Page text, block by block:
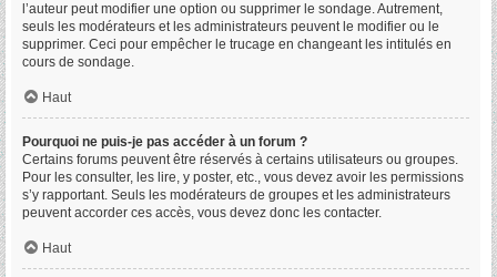
l’auteur peut modifier une option ou supprimer le sondage. Autrement,
seuls les modérateurs et les administrateurs peuvent le modifier ou le
supprimer. Ceci pour empêcher le trucage en changeant les intitulés en
cours de sondage.
Haut
Pourquoi ne puis-je pas accéder à un forum ?
Certains forums peuvent être réservés à certains utilisateurs ou groupes.
Pour les consulter, les lire, y poster, etc., vous devez avoir les permissions
s’y rapportant. Seuls les modérateurs de groupes et les administrateurs
peuvent accorder ces accès, vous devez donc les contacter.
Haut